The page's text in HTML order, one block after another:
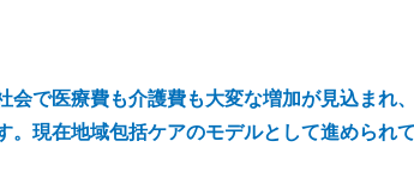
で医療費も介護費も大変な増加が見込まれ
現在地域包括ケアのモデルとして進められ